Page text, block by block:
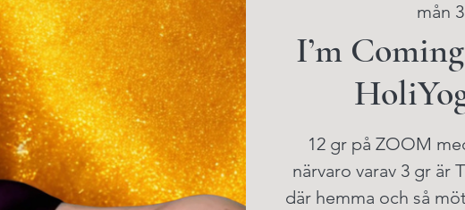
mån
I’m
12 gr på ZOOM
närvaro varav 3 gr är
där hemma och så